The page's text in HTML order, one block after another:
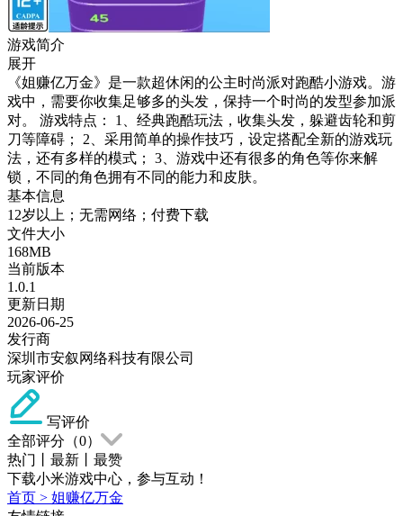
游戏简介
展开
《姐赚亿万金》是一款超休闲的公主时尚派对跑酷小游戏。游
戏中，需要你收集足够多的头发，保持一个时尚的发型参加派
对。 游戏特点： 1、经典跑酷玩法，收集头发，躲避齿轮和剪
刀等障碍； 2、采用简单的操作技巧，设定搭配全新的游戏玩
法，还有多样的模式； 3、游戏中还有很多的角色等你来解
锁，不同的角色拥有不同的能力和皮肤。
基本信息
12岁以上；无需网络；付费下载
文件大小
168MB
当前版本
1.0.1
更新日期
2026-06-25
发行商
深圳市安叙网络科技有限公司
玩家评价
写评价
全部评分（0）
热门
最新
最赞
下载小米游戏中心，参与互动！
首页 > 姐赚亿万金